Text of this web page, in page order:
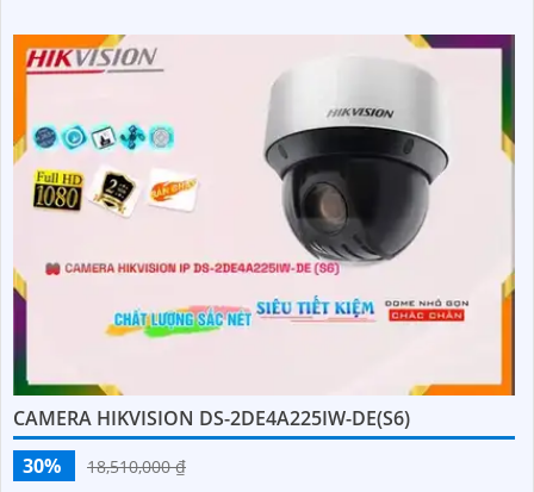
CAMERA HIKVISION DS-2DE4A225IW-DE(S6)
30%
18,510,000 ₫